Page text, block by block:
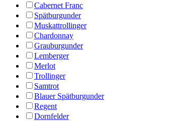
Cabernet Franc
Spätburgunder
Muskattrollinger
Chardonnay
Grauburgunder
Lemberger
Merlot
Trollinger
Samtrot
Blauer Spätburgunder
Regent
Dornfelder